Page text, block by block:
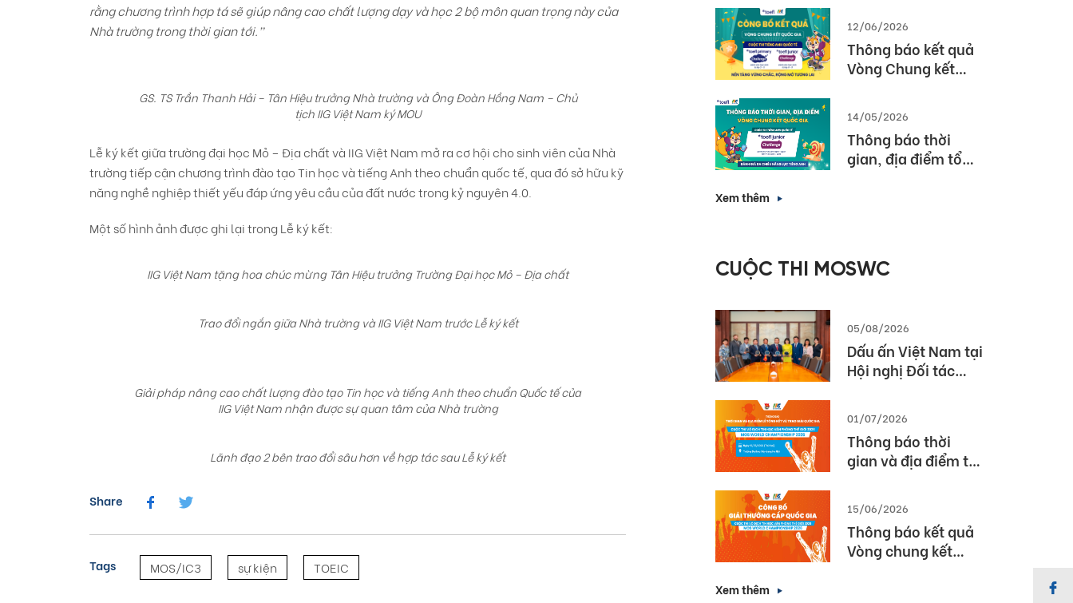
rằng chương trình hợp tá sẽ giúp nâng cao chất lượng dạy và học 2 bộ môn quan trọng này của
Nhà trường trong thời gian tới.”
GS. TS Trần Thanh Hải – Tân Hiệu trưởng Nhà trường và Ông Đoàn Hồng Nam – Chủ
tịch IIG Việt Nam ký MOU
Lễ ký kết giữa trường đại học Mỏ – Địa chất và IIG Việt Nam mở ra cơ hội cho sinh viên của Nhà
trường tiếp cận chương trình đào tạo Tin học và tiếng Anh theo chuẩn quốc tế, qua đó sở hữu kỹ
năng nghề nghiệp thiết yếu đáp ứng yêu cầu của đất nước trong kỷ nguyên 4.0.
Một số hình ảnh được ghi lại trong Lễ ký kết:
IIG Việt Nam tặng hoa chúc mừng Tân Hiệu trưởng Trường Đại học Mỏ – Địa chất
Trao đổi ngắn giữa Nhà trường và IIG Việt Nam trước Lễ ký kết
Giải pháp nâng cao chất lượng đào tạo Tin học và tiếng Anh theo chuẩn Quốc tế của
IIG Việt Nam nhận được sự quan tâm của Nhà trường
Lãnh đạo 2 bên trao đổi sâu hơn về hợp tác sau Lễ ký kết
Share
Tags MOS/IC3 sự kiện TOEIC
02/12/2025
TOEFL Challenge
năm học 2025 –
2026
12/06/2026
Thông báo kết quả
Vòng Chung kết
năm học 2025 –
2026
14/05/2026
Thông báo thời
gian, địa điểm tổ
2026
Xem thêm
CUỘC THI MOSWC
05/08/2026
Dấu ấn Việt Nam tại
Hội nghị Đối tác
Partner Summit –
GPS) 2026
01/07/2026
Thông báo thời
gian và địa điểm tổ
Cuộc thi MOS World
Championship
2026
15/06/2026
Thông báo kết quả
Vòng chung kết
Xem thêm